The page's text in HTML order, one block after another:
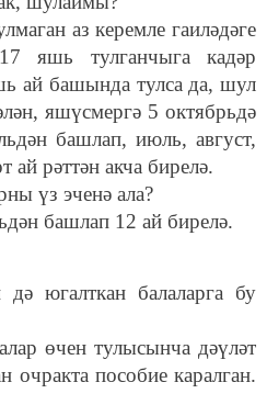
аз керемле гаиләдәге
яшь тулганчыга кадәр
ай башында тулса да, шул
яшүсмергә 5 октябрьдә
башлап, июль, август,
ай рәттән акча бирелә.
үз эченә ала?
башлап 12 ай бирелә.
югалткан балаларга бу
өчен тулысынча дәүләт
очракта пособие каралган.